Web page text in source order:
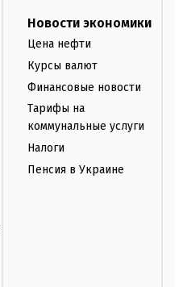
Новости экономики
Цена нефти
Курсы валют
Финансовые новости
Тарифы на
коммунальные услуги
Налоги
Пенсия в Украине